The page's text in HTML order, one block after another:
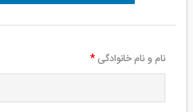
نام و نام خانوادگی*